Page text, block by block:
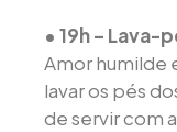
• 19h – Lava-
Amor humilde
lavar os pés
de servir com